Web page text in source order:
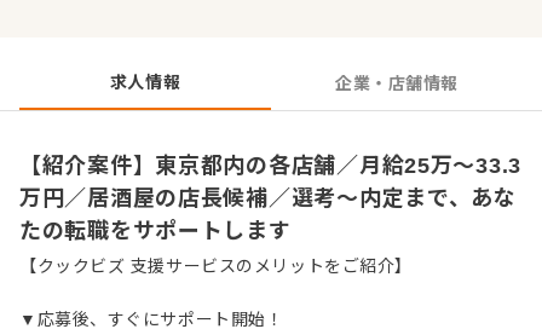
求人情報 企業・店舗情報
【紹介案件】東京都内の各店舗／月給25万～33.3
万円／居酒屋の店長候補／選考～内定まで、あな
たの転職をサポートします
【クックビズ 支援サービスのメリットをご紹介】
▼応募後、すぐにサポート開始！